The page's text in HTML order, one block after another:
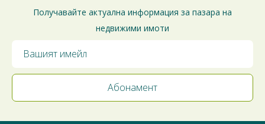
Получавайте актуална информация за пазара на
недвижими имоти